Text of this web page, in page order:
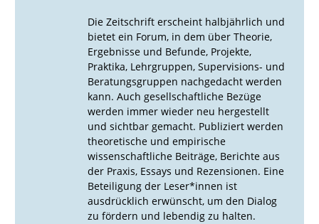
Die Zeitschrift erscheint halbjährlich und
bietet ein Forum, in dem über Theorie,
Ergebnisse und Befunde, Projekte,
Praktika, Lehrgruppen, Supervisions- und
Beratungsgruppen nachgedacht werden
kann. Auch gesellschaftliche Bezüge
werden immer wieder neu hergestellt
und sichtbar gemacht. Publiziert werden
theoretische und empirische
wissenschaftliche Beiträge, Berichte aus
der Praxis, Essays und Rezensionen. Eine
Beteiligung der Leser*innen ist
ausdrücklich erwünscht, um den Dialog
zu fördern und lebendig zu halten.